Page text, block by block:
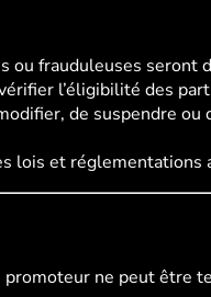
ou frauduleuses seront
l’éligibilité des
de suspendre ou
lois et réglementations
ne peut être